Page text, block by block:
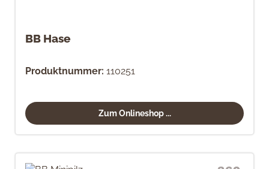
BB Hase
Produktnummer: 110251
Zum Onlineshop ...